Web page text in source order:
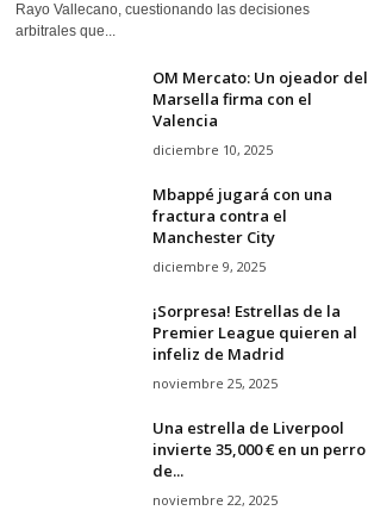
Rayo Vallecano, cuestionando las decisiones
arbitrales que...
OM Mercato: Un ojeador del
Marsella firma con el
Valencia
diciembre 10, 2025
Mbappé jugará con una
fractura contra el
Manchester City
diciembre 9, 2025
¡Sorpresa! Estrellas de la
Premier League quieren al
infeliz de Madrid
noviembre 25, 2025
Una estrella de Liverpool
invierte 35,000 € en un perro
de...
noviembre 22, 2025